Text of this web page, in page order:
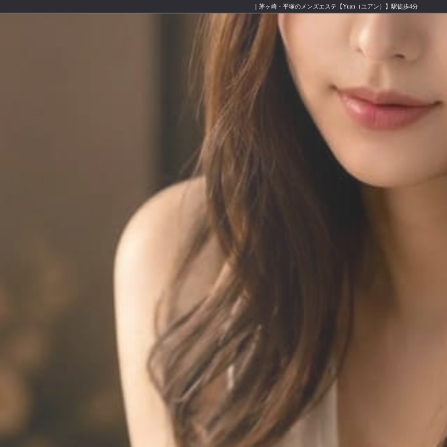
｜茅ヶ崎・平塚のメンズエステ【Yuan（ユアン）】駅徒歩4分